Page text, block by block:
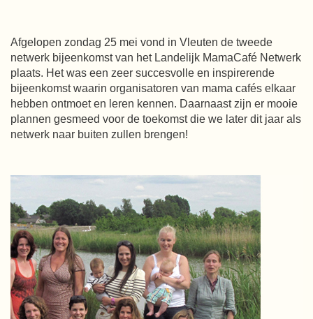
Afgelopen zondag 25 mei vond in Vleuten de tweede
netwerk bijeenkomst van het Landelijk MamaCafé Netwerk
plaats. Het was een zeer succesvolle en inspirerende
bijeenkomst waarin organisatoren van mama cafés elkaar
hebben ontmoet en leren kennen. Daarnaast zijn er mooie
plannen gesmeed voor de toekomst die we later dit jaar als
netwerk naar buiten zullen brengen!